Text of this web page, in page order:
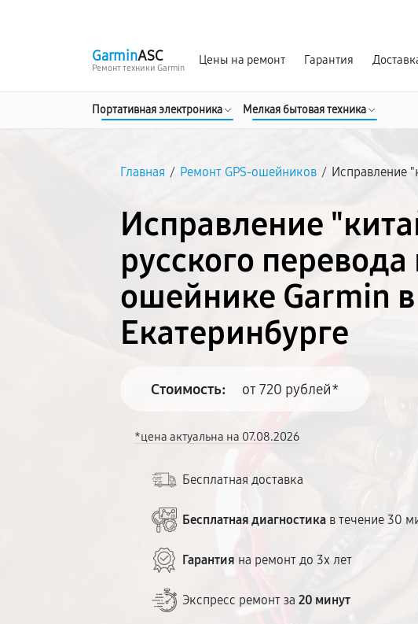
GarminASC
Ремонт техники Garmin
Цены на ремонт Гарантия
Портативная электроника Мелкая бытовая техника
Главная / Ремонт GPS-ошейников / Исправление
Исправление
русского
ошейнике Garmin в
Екатеринбурге
Стоимость: от 720 рублей*
*цена актуальна на 07.08.2026
Бесплатная доставка
Бесплатная диагностика в течение 30
Гарантия на ремонт до 3х лет
Экспресс ремонт за20 минут